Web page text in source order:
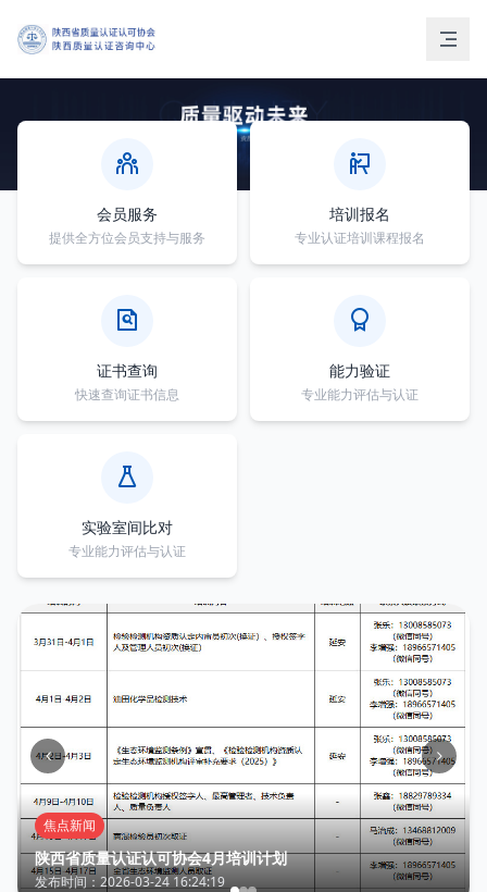
会员服务
提供全方位会员支持与服务
培训报名
专业认证培训课程报名
证书查询
快速查询证书信息
能力验证
专业能力评估与认证
实验室间比对
专业能力评估与认证
焦点新闻
陕西省质量认证认可协会4月培训计划
发布时间：2026-03-24 16:24:19